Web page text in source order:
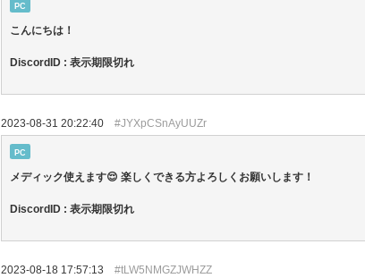
PC
こんにちは！
DiscordID : 表示期限切れ
2023-08-31 20:22:40 #JYXpCSnAyUUZr
PC
メディック使えます😌 楽しくできる方よろしくお願いします！
DiscordID : 表示期限切れ
2023-08-18 17:57:13 #tLW5NMGZJWHZZ